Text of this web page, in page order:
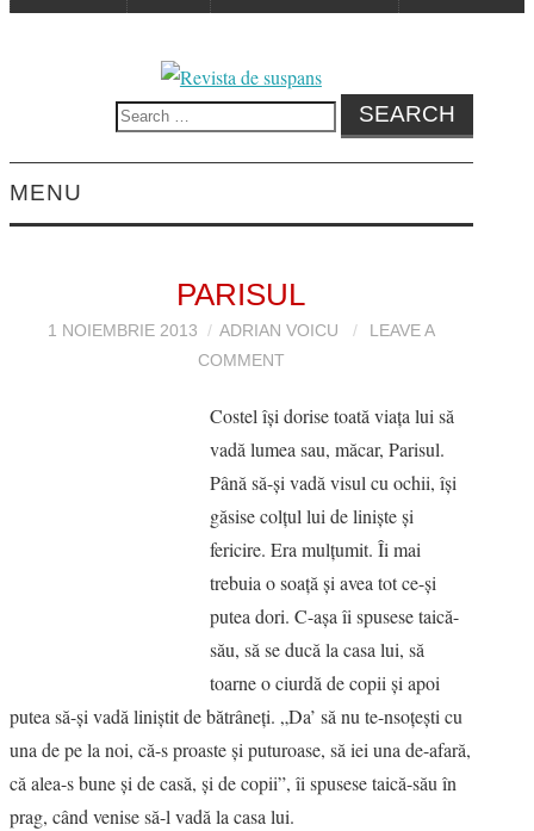
Search
MENU
FRAGMENT DE
POVESTIRI SCURTE
VIZIUNI ȘI SPECTRE
CONTRAPAGINI
PARISUL
1 NOIEMBRIE 2013 ADRIAN VOICU
LEAVE A
COMMENT
Costel îşi dorise toată viaţa lui să
vadă lumea sau, măcar, Parisul.
Până să-şi vadă visul cu ochii, îşi
găsise colţul lui de linişte şi
fericire. Era mulţumit. Îi mai
trebuia o soaţă şi avea tot ce-şi
putea dori. C-aşa îi spusese taică-
său, să se ducă la casa lui, să
toarne o ciurdă de copii şi apoi
putea să-şi vadă liniştit de bătrâneţi. „Da’ să nu te-nsoţeşti cu
una de pe la noi, că-s proaste şi puturoase, să iei una de-afară,
că alea-s bune şi de casă, şi de copii”, îi spusese taică-său în
prag, când venise să-l vadă la casa lui.